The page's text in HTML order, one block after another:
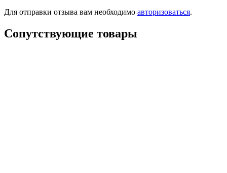
Для отправки отзыва вам необходимо авторизоваться.
Сопутствующие товары